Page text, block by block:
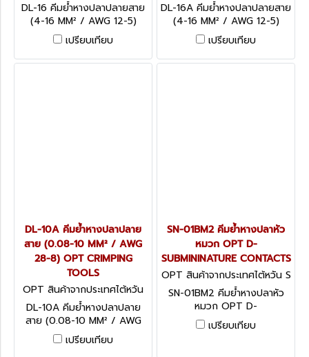
DL-16 คีมย้ำหางปลาปลายสาย
(4-16 MM² / AWG 12-5)
OPT CRIMPING TOOLS
เปรียบเทียบ
DL-16A คีมย้ำหางปลาปลายสาย
(4-16 MM² / AWG 12-5)
OPT CRIMPING TOOLS
เปรียบเทียบ
DL-10A คีมย้ำหางปลาปลาย
สาย (0.08-10 MM² / AWG
28-8) OPT CRIMPING
TOOLS
OPT สินค้าจากประเทศไต้หวัน
DL-10A
DL-10A คีมย้ำหางปลาปลาย
สาย (0.08-10 MM² / AWG
28-8) OPT CRIMPING
TOOLS
เปรียบเทียบ
SN-01BM2 คีมย้ำหางปลาหัว
หมวก OPT D-
SUBMININATURE CONTACTS
OPT สินค้าจากประเทศไต้หวัน S
N-01BM2
SN-01BM2 คีมย้ำหางปลาหัว
หมวก OPT D-
SUBMININATURE CONTACTS
เปรียบเทียบ